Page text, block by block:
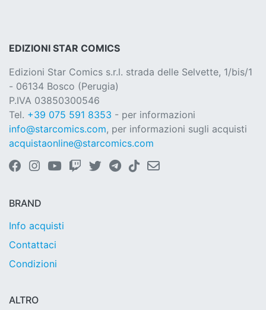
EDIZIONI STAR COMICS
Edizioni Star Comics s.r.l. strada delle Selvette, 1/bis/1
- 06134 Bosco (Perugia)
P.IVA 03850300546
Tel. +39 075 591 8353 - per informazioni
info@starcomics.com, per informazioni sugli acquisti
acquistaonline@starcomics.com
BRAND
Info acquisti
Contattaci
Condizioni
ALTRO